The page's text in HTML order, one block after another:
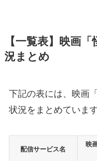
【一覧表】映画
況まとめ
下記の表には、映画
状況をまとめていま
配信サービス名
映